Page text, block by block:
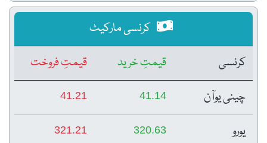
کرنسی مارکیٹ
کرنسی
قیمتِ خرید
قیمتِ فروخت
چینی یوآن
41.14
41.21
یورو 320.63
321.21